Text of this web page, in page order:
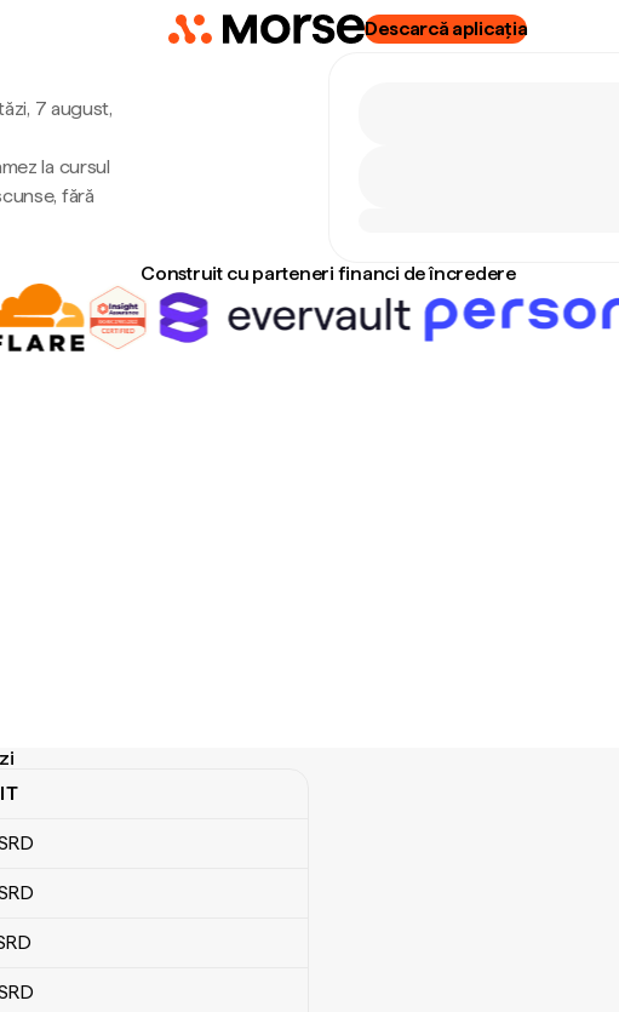
Descarcă aplicația
7 august,
la cursul
fără
Construit cu parteneri financi de încredere